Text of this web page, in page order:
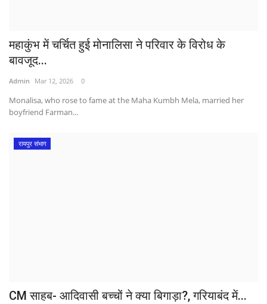
महाकुंभ में चर्चित हुई मोनालिसा ने परिवार के विरोध के
बावजूद...
Admin Mar 12, 2026 0
Monalisa, who rose to fame at the Maha Kumbh Mela, married her
boyfriend Farman...
रायपुर संभाग
CM साहब- आदिवासी बच्चों ने क्या बिगाड़ा?, गरियाबंद में...